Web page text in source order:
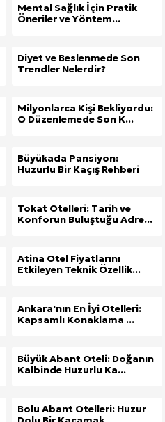
Mental Sağlık İçin Pratik
Öneriler ve Yöntem...
Diyet ve Beslenmede Son
Trendler Nelerdir?
Milyonlarca Kişi Bekliyordu:
O Düzenlemede Son K...
Büyükada Pansiyon:
Huzurlu Bir Kaçış Rehberi
Tokat Otelleri: Tarih ve
Konforun Buluştuğu Adre...
Atina Otel Fiyatlarını
Etkileyen Teknik Özellik...
Ankara'nın En İyi Otelleri:
Kapsamlı Konaklama ...
Büyük Abant Oteli: Doğanın
Kalbinde Huzurlu Ka...
Bolu Abant Otelleri: Huzur